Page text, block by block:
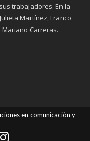
trabajadores. En la
Martínez, Franco
Mariano Carreras.
en comunicación y